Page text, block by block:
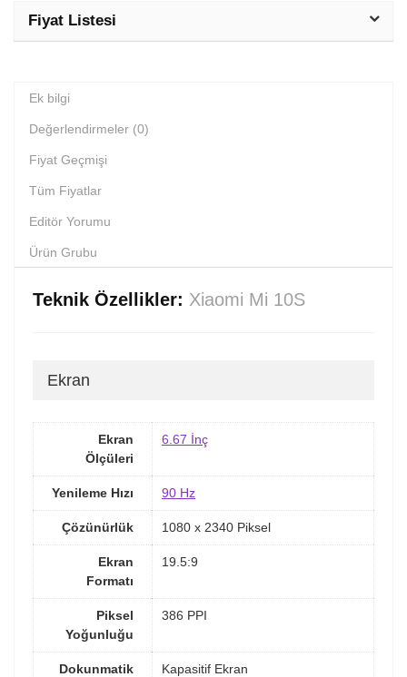
Fiyat Listesi
Ek bilgi
Değerlendirmeler (0)
Fiyat Geçmişi
Tüm Fiyatlar
Editör Yorumu
Ürün Grubu
Teknik Özellikler: Xiaomi Mi 10S
Ekran
Ekran
Ölçüleri
6.67 İnç
Yenileme Hızı 90 Hz
Çözünürlük 1080 x 2340 Piksel
Ekran
Formatı
19.5:9
Piksel
Yoğunluğu
386 PPI
Dokunmatik
Kapasitif Ekran